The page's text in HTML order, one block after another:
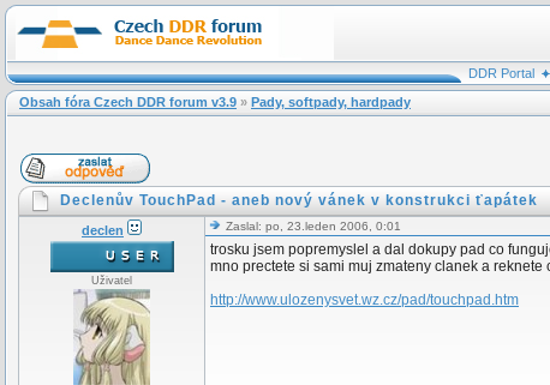
DDR Portal
Obsah fóra Czech DDR forum v3.9 » Pady, softpady, hardpady
Declenův TouchPad - aneb nový vánek v konstrukci ťapátek
declen
Uživatel
Zaslal: po, 23.leden 2006, 0:01
trosku jsem popremyslel a dal dokupy pad co
mno prectete si sami muj zmateny clanek a reknete
http://www.ulozenysvet.wz.cz/pad/touchpad.htm